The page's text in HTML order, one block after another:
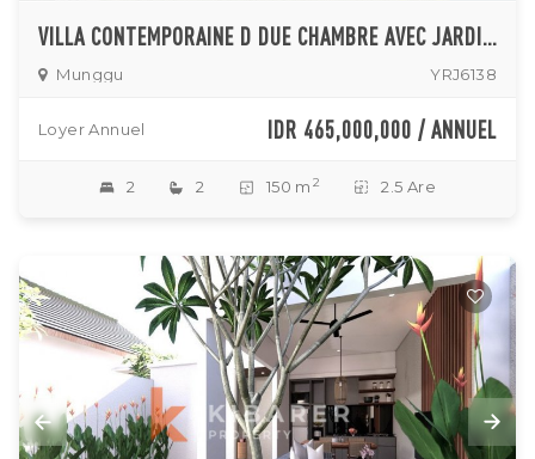
VILLA CONTEMPORAINE D DUE CHAMBRE AVEC JARDIN À LOUER À MUNGGU
Munggu YRJ6138
Loyer Annuel IDR 465,000,000 / ANNUEL
2 2 150 m 2 2.5 Are